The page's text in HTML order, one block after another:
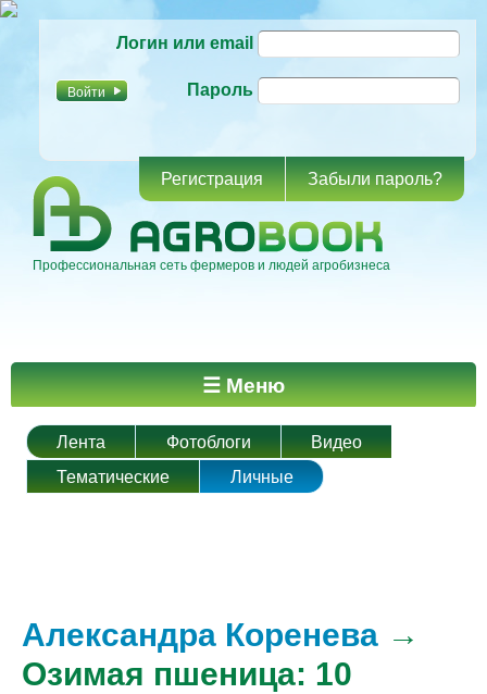
основному
Логин или email
Пароль
Регистрация Забыли пароль?
Профессиональная сеть фермеров и людей агробизнеса
Главное меню ☰ Меню
Лента Фотоблоги
Видео
Тематические
Личные
Александра Коренева →
Озимая пшеница: 10